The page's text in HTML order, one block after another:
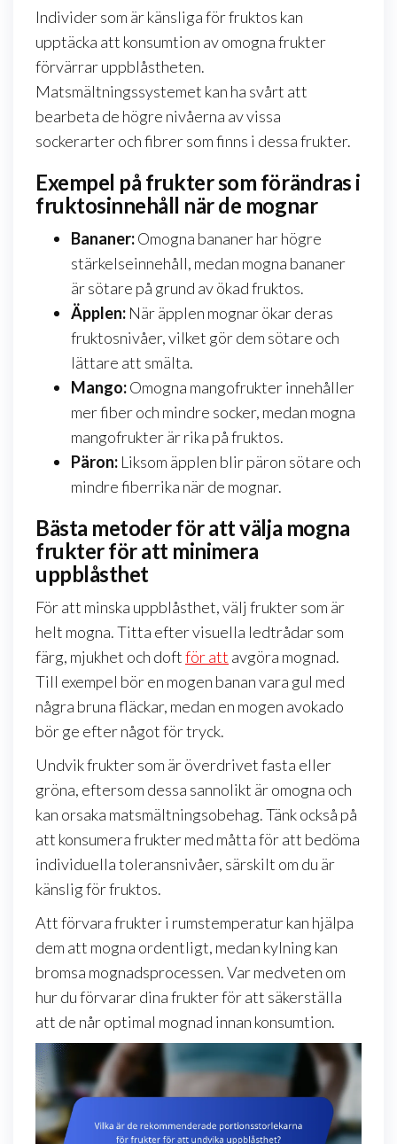
Individer som är känsliga för fruktos kan
upptäcka att konsumtion av omogna frukter
förvärrar uppblåstheten.
Matsmältningssystemet kan ha svårt att
bearbeta de högre nivåerna av vissa
sockerarter och fibrer som finns i dessa frukter.
Exempel på frukter som förändras i
fruktosinnehåll när de mognar
Bananer:Omogna bananer har högre
stärkelseinnehåll, medan mogna bananer
är sötare på grund av ökad fruktos.
Äpplen: När äpplen mognar ökar deras
fruktosnivåer, vilket gör dem sötare och
lättare att smälta.
Mango:Omogna mangofrukter innehåller
mer fiber och mindre socker, medan mogna
mangofrukter är rika på fruktos.
Päron: Liksom äpplen blir päron sötare och
mindre fiberrika när de mognar.
Bästa metoder för att välja mogna
frukter för att minimera
uppblåsthet
För att minska uppblåsthet, välj frukter som är
helt mogna. Titta efter visuella ledtrådar som
färg, mjukhet och doftför att avgöra mognad.
Till exempel bör en mogen banan vara gul med
några bruna fläckar, medan en mogen avokado
bör ge efter något för tryck.
Undvik frukter som är överdrivet fasta eller
gröna, eftersom dessa sannolikt är omogna och
kan orsaka matsmältningsobehag. Tänk också på
att konsumera frukter med måtta för att bedöma
individuella toleransnivåer, särskilt om du är
känslig för fruktos.
Att förvara frukter i rumstemperatur kan hjälpa
dem att mogna ordentligt, medan kylning kan
bromsa mognadsprocessen. Var medveten om
hur du förvarar dina frukter för att säkerställa
att de når optimal mognad innan konsumtion.